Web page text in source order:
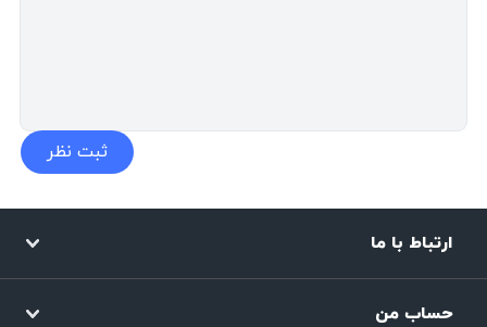
ارتباط با ما
حساب من